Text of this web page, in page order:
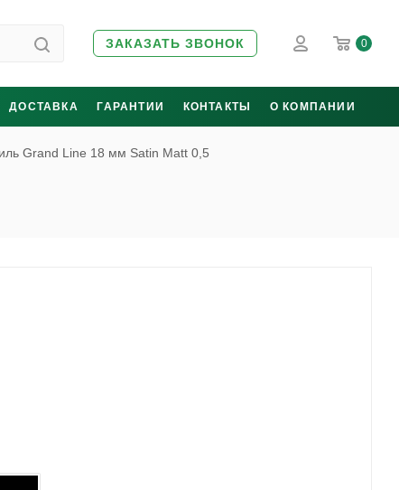
ЗАКАЗАТЬ ЗВОНОК 0
ДОСТАВКА ГАРАНТИИ КОНТАКТЫ О КОМПАНИИ
Grand Line 18 мм Satin Matt 0,5